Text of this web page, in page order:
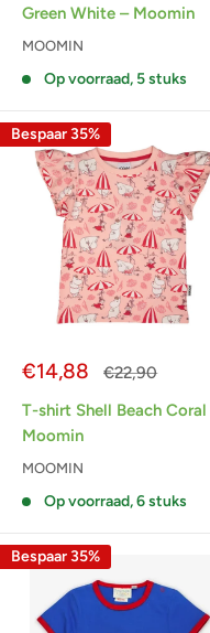
Green White – Moomin
MOOMIN
Op voorraad, 5 stuks
Bespaar 35%
Actieprijs
€14,88
Normale
€22,90
T-shirt Shell Beach Coral
Moomin
MOOMIN
Op voorraad, 6 stuks
Bespaar 35%